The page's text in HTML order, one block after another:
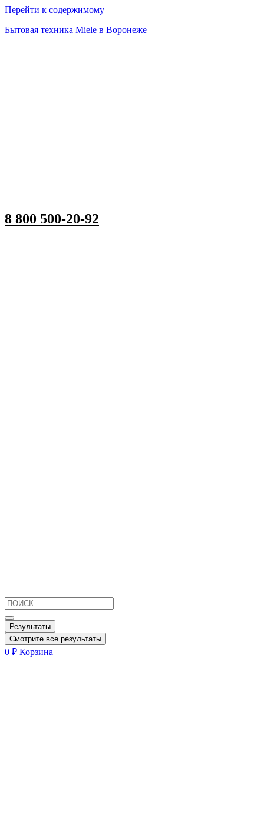
Перейти к содержимому
Бытовая техника Miele в Воронеже
8 800 500-20-92
Результаты
Смотрите все результаты
0 ₽ Корзина